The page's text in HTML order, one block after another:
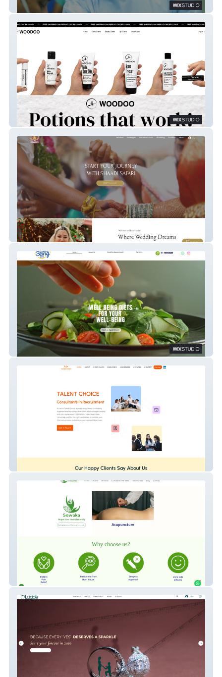
London Obesity Centre
WOODOO
Shaadi Safari
Well Being Diets
Sowaka Healing